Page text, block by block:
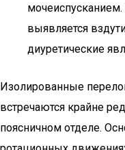
выявляется
диуретические
Изолированные
встречаются крайне
поясничном отделе.